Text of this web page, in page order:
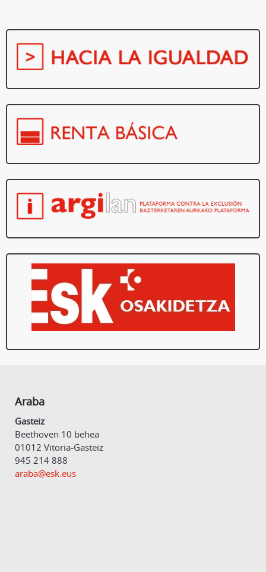
Araba
Gasteiz
Beethoven 10 behea
01012 Vitoria-Gasteiz
945 214 888
araba@esk.eus